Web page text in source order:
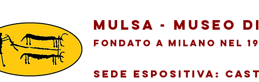
mu lsA - museo
Fondato a M ilano nel
sede e sp o sitiva: